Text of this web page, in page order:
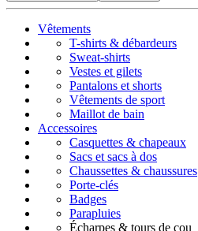
Vêtements
T-shirts & débardeurs
Sweat-shirts
Vestes et gilets
Pantalons et shorts
Vêtements de sport
Maillot de bain
Accessoires
Casquettes & chapeaux
Sacs et sacs à dos
Chaussettes & chaussures
Porte-clés
Badges
Parapluies
Écharpes & tours de cou